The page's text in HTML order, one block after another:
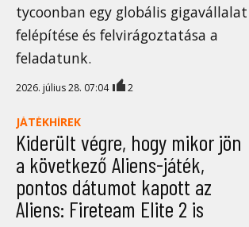
tycoonban egy globális gigavállalat
felépítése és felvirágoztatása a
feladatunk.
2026. július 28. 07:04 2
JÁTÉKHÍREK
Kiderült végre, hogy mikor jön
a következő Aliens-játék,
pontos dátumot kapott az
Aliens: Fireteam Elite 2 is